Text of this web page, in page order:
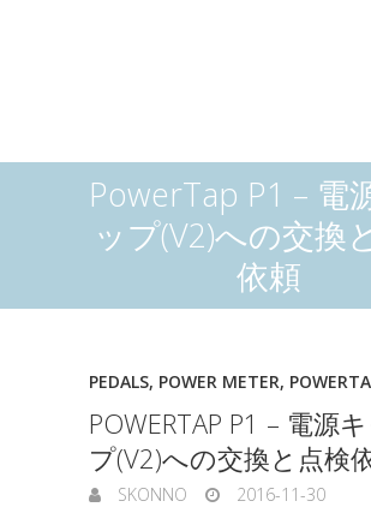
PowerTap P1 – 電
ップ(V2)への交換
依頼
PEDALS, POWER METER,
POWERTAP P1 – 電源
プ(V2)への交換と点検
SKONNO 2016-11-30